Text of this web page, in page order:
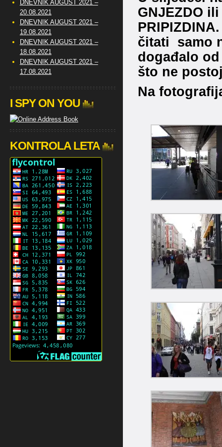
GNJEZDO
čitati samo
događalo
što ne
Na
DNEVNIK AUGUST 2021 –
20.08.2021
DNEVNIK AUGUST 2021 –
19.08.2021
DNEVNIK AUGUST 2021 –
18.08.2021
DNEVNIK AUGUST 2021 –
17.08.2021
I SPY ON YOU
KONTROLA LETA